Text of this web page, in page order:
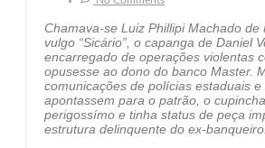
Chamava-se Luiz Phillipi Machado de
vulgo “Sicário”, o capanga de Daniel
encarregado de operações violentas
opusesse ao dono do banco Master.
comunicações de polícias estaduais
apontassem para o patrão, o
perigossímo e tinha status de peça
estrutura delinquente do ex-banqueiro.